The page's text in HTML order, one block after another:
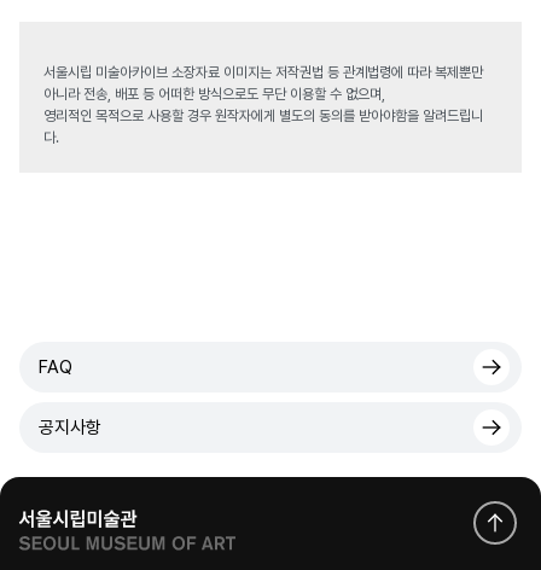
서울시립 미술아카이브 소장자료 이미지는 저작권법 등 관계법령에 따라 복제뿐만
아니라 전송, 배포 등 어떠한 방식으로도 무단 이용할 수 없으며,
영리적인 목적으로 사용할 경우 원작자에게 별도의 동의를 받아야함을 알려드립니
다.
FAQ
공지사항